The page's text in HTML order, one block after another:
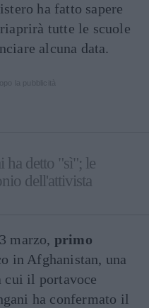
ha fatto sapere
riaprirà tutte le scuole
alcuna data.
ha detto "sì"; le
dell'attivista
marzo, primo
in Afghanistan, una
cui il portavoce
ha confermato il